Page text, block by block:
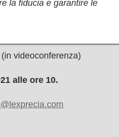
la fiducia e garantire le
(in videoconferenza)
alle ore 10.